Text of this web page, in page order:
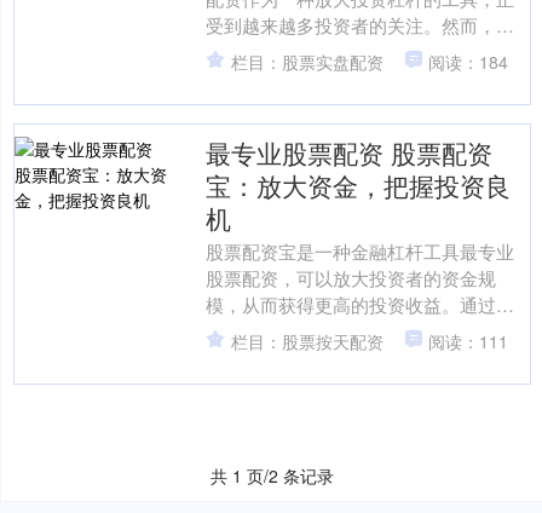
受到越来越多投资者的关注。然而，合
规性与风险控制始终是配资操作的核心
命题。本文将系统解析配....
栏目：股票实盘配资 阅读：184
最专业股票配资 股票配资
宝：放大资金，把握投资良
机
股票配资宝是一种金融杠杆工具最专业
股票配资，可以放大投资者的资金规
模，从而获得更高的投资收益。通过股
票配资宝，投资者可以以较少的自有资
金撬动更多的资金进行股票投....
栏目：股票按天配资 阅读：111
共 1 页/2 条记录